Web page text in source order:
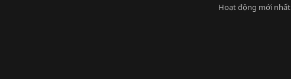
Hoạt động mới nhất